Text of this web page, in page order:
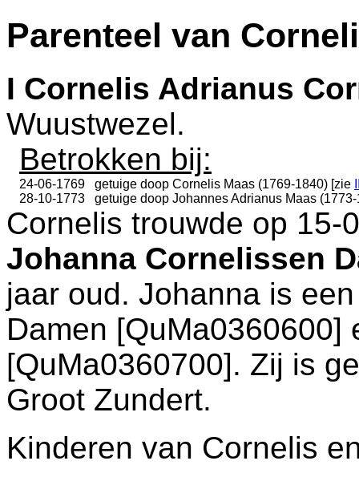
Parenteel van
I Cornelis Adrianus
Wuustwezel.
Betrokken bij:
24-06-1769 getuige doop Cornelis Maas (1769-1840) [zie
28-10-1773
getuige doop Johannes Adrianus Maas
Cornelis trouwde op 15-
Johanna Cornelissen
jaar oud. Johanna is
Damen [QuMa0360600]
[QuMa0360700]. Zij is
Groot Zundert.
Kinderen van Cornelis